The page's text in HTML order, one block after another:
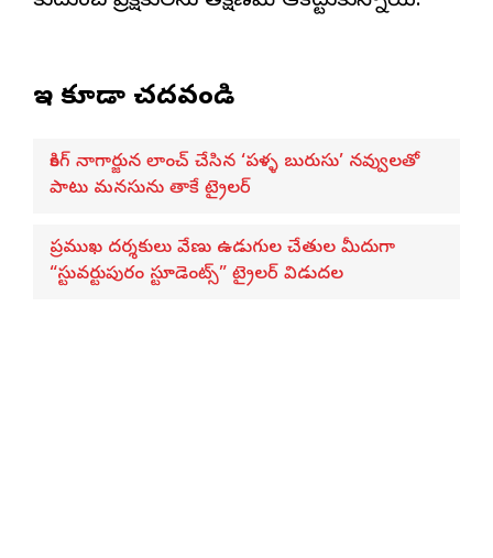
ఇవి కూడా చదవండి
కింగ్ నాగార్జున లాంచ్ చేసిన ‘పళ్ళ బురుసు’ నవ్వులతో
పాటు మనసును తాకే ట్రైలర్
ప్రముఖ దర్శకులు వేణు ఉడుగుల చేతుల మీదుగా
“స్టువర్టుపురం స్టూడెంట్స్” ట్రైలర్ విడుదల